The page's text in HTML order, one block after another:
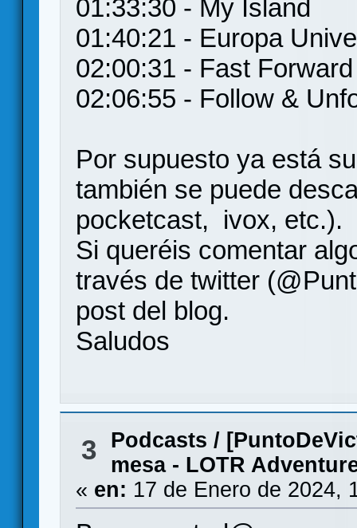
01:33:30 - My Island
01:40:21 - Europa
02:00:31 - Fast Forward
02:06:55 - Follow &
Por supuesto ya está
también se puede
pocketcast, ivox, etc.).
Si queréis comentar
través de twitter
post del blog.
Saludos
3 Podcasts /
mesa - LOTR
« en: 17 de Enero de 2024,